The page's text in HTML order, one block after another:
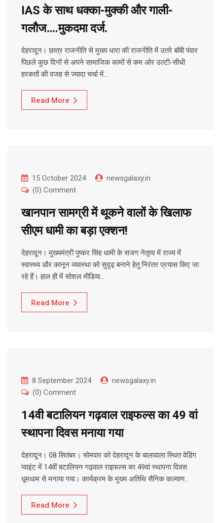
IAS के साथ धक्का-मुक्की और गाली-
गलौज….मुकदमा दर्ज.
देहरादून। छात्र राजनीति से मुख्य धारा की राजनीति में उतरे बॉबी पंवार
पिछले कुछ दिनों से अपने सामाजिक कामों से कम ओर उल्टी-सीधी
हरकतों की वजह से ज्यादा चर्चा में…
Read More
15 October 2024
newsgalaxy.in
(0) Comment
खानपान सामग्री में थूकने वालों के खिलाफ
सीएम धामी का बड़ा एक्शन!
देहरादून। मुख्यमंत्री पुष्कर सिंह धामी के सजग नेतृत्व में राज्य में
स्वास्थ्य और कानून व्यवस्था को सुदृढ़ बनाने हेतु निरंतर प्रयास किए जा
रहे हैं। हाल ही में सोशल मीडिया…
Read More
8 September 2024
newsgalaxy.in
(0) Comment
14वी बटालियन गढ़वाल राइफल्स का 49 वां
स्थापना दिवस मनाया गया
देहरादून। 08 सितंबर। सोमवार को देहरादून के बालावाला स्थित वेडिंग
प्वाइंट में 14वीं बटालियन गढ़वाल राइफल्स का 49वां स्थापना दिवस
धूमधाम से मनाया गया। कार्यक्रम के मुख्य अतिथि सैनिक कल्याण…
Read More